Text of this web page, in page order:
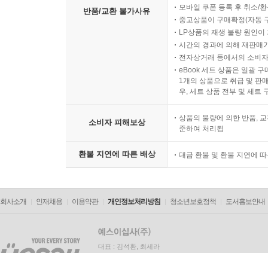
반품/교환 불가사유
모바일 쿠폰 등록 후 취소/
중고상품이 구매확정(자동
LP상품의 재생 불량 원인
시간의 경과에 의해 재판매
전자상거래 등에서의 소비
eBook 세트 상품은 일괄 구
1개의 상품으로 취급 및 판
우, 세트 상품 전부 및 세트
소비자 피해보상
상품의 불량에 의한 반품,
준하여 처리됨
환불 지연에 따른 배상 대금 환불 및 환불 지연에
회사소개 인재채용 이용약관 개인정보처리방침 청소년보호정책 도서홍보안내
대표 : 김석환, 최세라